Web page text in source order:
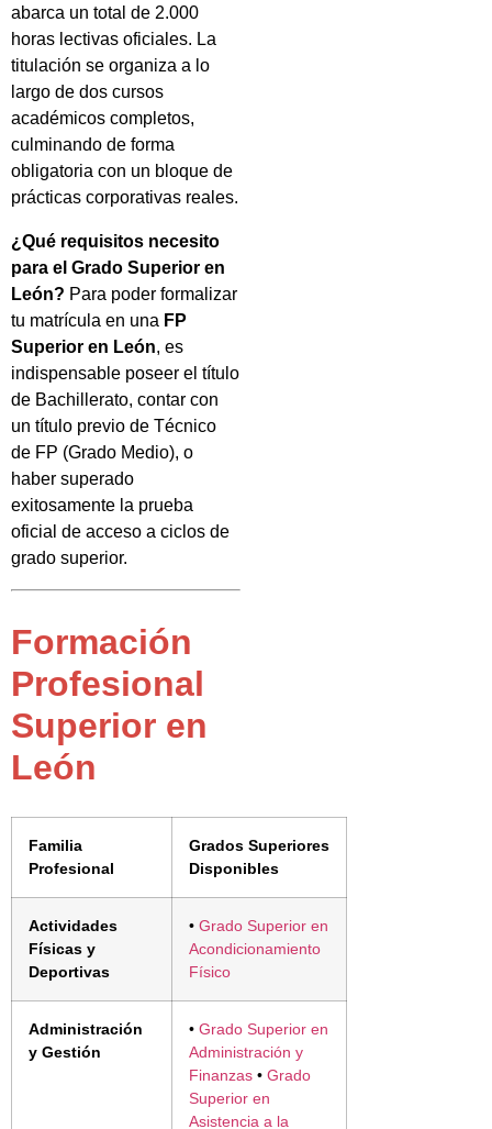
abarca un total de 2.000
horas lectivas oficiales. La
titulación se organiza a lo
largo de dos cursos
académicos completos,
culminando de forma
obligatoria con un bloque de
prácticas corporativas reales.
¿Qué requisitos necesito
para el Grado Superior en
León? Para poder formalizar
tu matrícula en una FP
Superior en León, es
indispensable poseer el título
de Bachillerato, contar con
un título previo de Técnico
de FP (Grado Medio), o
haber superado
exitosamente la prueba
oficial de acceso a ciclos de
grado superior.
Formación
Profesional
Superior en
León
Familia
Profesional
Grados Superiores
Disponibles
Actividades
Físicas y
Deportivas
• Grado Superior en
Acondicionamiento
Físico
Administración
y Gestión
• Grado Superior en
Administración y
Finanzas • Grado
Superior en
Asistencia a la